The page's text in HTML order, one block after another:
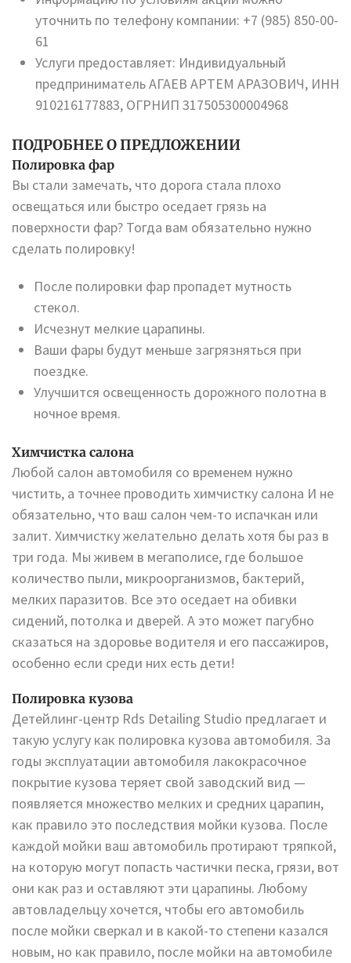
уточнить по телефону компании: +7 (985) 850-00-
61
Услуги предоставляет: Индивидуальный
предприниматель АГАЕВ АРТЕМ АРАЗОВИЧ, ИНН
910216177883, ОГРНИП 317505300004968
ПОДРОБНЕЕ О ПРЕДЛОЖЕНИИ
Полировка фар
Вы стали замечать, что дорога стала плохо
освещаться или быстро оседает грязь на
поверхности фар? Тогда вам обязательно нужно
сделать полировку!
После полировки фар пропадет мутность
стекол.
Исчезнут мелкие царапины.
Ваши фары будут меньше загрязняться при
поездке.
Улучшится освещенность дорожного полотна в
ночное время.
Химчистка салона
Любой салон автомобиля со временем нужно
чистить, а точнее проводить химчистку салона И не
обязательно, что ваш салон чем-то испачкан или
залит. Химчистку желательно делать хотя бы раз в
три года. Мы живем в мегаполисе, где большое
количество пыли, микроорганизмов, бактерий,
мелких паразитов. Все это оседает на обивки
сидений, потолка и дверей. А это может пагубно
сказаться на здоровье водителя и его пассажиров,
особенно если среди них есть дети!
Полировка кузова
Детейлинг-центр Rds Detailing Studio предлагает и
такую услугу как полировка кузова автомобиля. За
годы эксплуатации автомобиля лакокрасочное
покрытие кузова теряет свой заводский вид —
появляется множество мелких и средних царапин,
как правило это последствия мойки кузова. После
каждой мойки ваш автомобиль протирают тряпкой,
на которую могут попасть частички песка, грязи, вот
они как раз и оставляют эти царапины. Любому
автовладельцу хочется, чтобы его автомобиль
после мойки сверкал и в какой-то степени казался
новым, но как правило, после мойки на автомобиле